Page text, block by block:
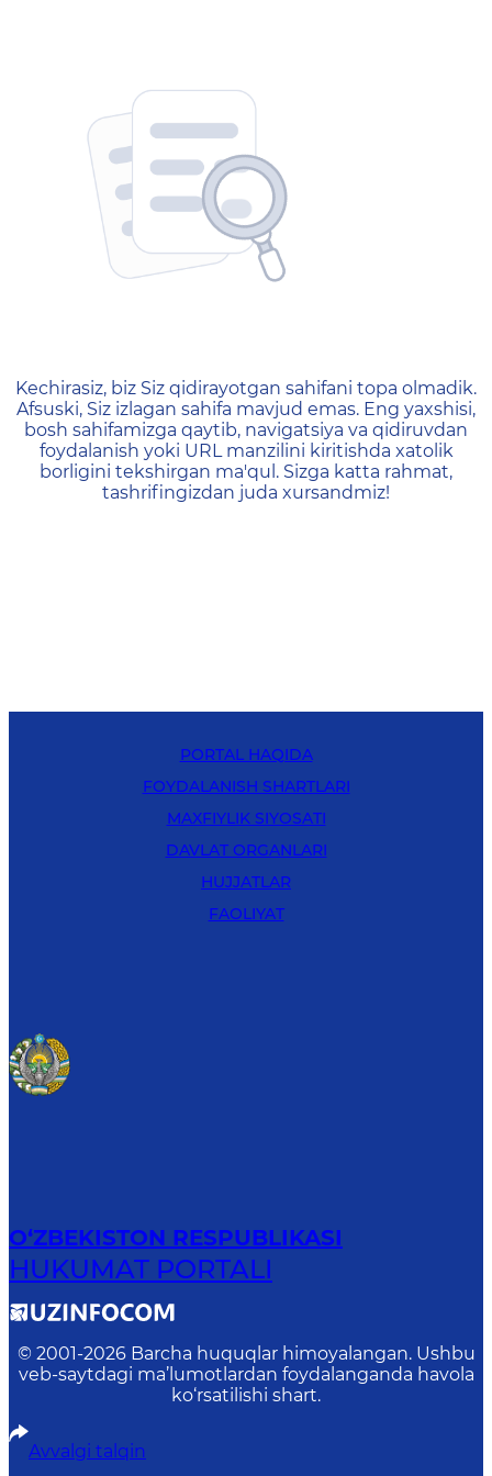
404 — Страница не
Kechirasiz, biz Siz qidirayotgan sahifani topa olmadik.
Afsuski, Siz izlagan sahifa mavjud emas. Eng yaxshisi,
bosh sahifamizga qaytib, navigatsiya va qidiruvdan
foydalanish yoki URL manzilini kiritishda xatolik
borligini tekshirgan ma'qul. Sizga katta rahmat,
tashrifingizdan juda xursandmiz!
PORTAL HAQIDA
FOYDALANISH SHARTLARI
MAXFIYLIK SIYOSATI
DAVLAT ORGANLARI
HUJJATLAR
FAOLIYAT
O‘ZBEKISTON RESPUBLIKASI
HUKUMAT PORTALI
© 2001-2026 Barcha huquqlar himoyalangan. Ushbu
veb-saytdagi ma’lumotlardan foydalanganda havola
ko‘rsatilishi shart.
Avvalgi talqin